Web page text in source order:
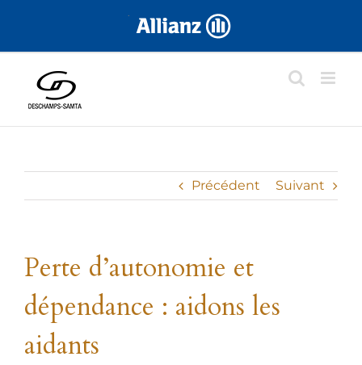
.
Précédent Suivant
Perte d’autonomie et
dépendance : aidons les
aidants